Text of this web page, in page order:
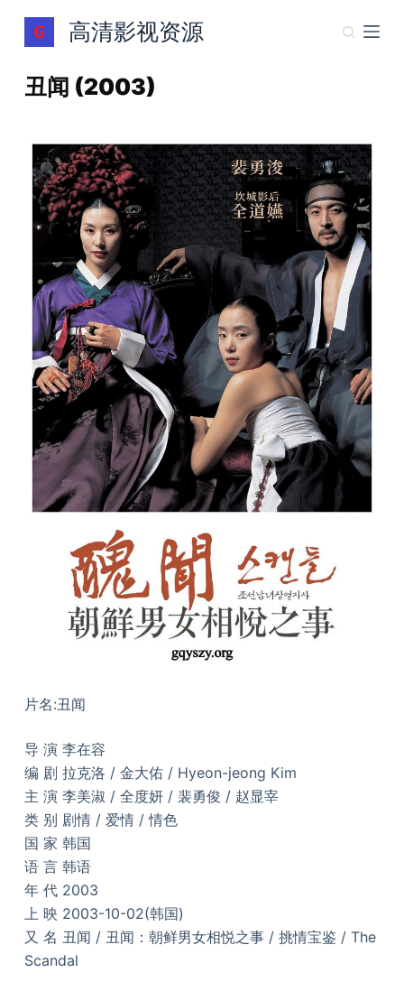
跳
过
容
高清影视资源
丑闻 (2003)
片名:丑闻
导 演 李在容
编 剧 拉克洛 / 金大佑 / Hyeon-jeong Kim
主 演 李美淑 / 全度妍 / 裴勇俊 / 赵显宰
类 别 剧情 / 爱情 / 情色
国 家 韩国
语 言 韩语
年 代 2003
上 映 2003-10-02(韩国)
又 名 丑闻 / 丑闻：朝鲜男女相悦之事 / 挑情宝鉴 / The
Scandal